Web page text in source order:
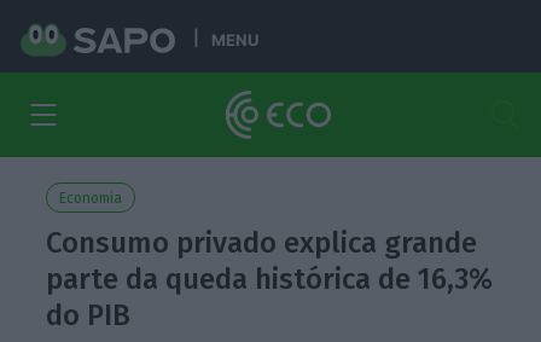
MENU
Economia
Consumo privado explica grande
parte da queda histórica de 16,3%
do PIB